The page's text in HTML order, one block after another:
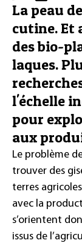
La peau
cutine. Et
des bio-
laques.
l'échelle
pour
aux
Le problème
trouver des
terres
avec la
s’orientent
issus de